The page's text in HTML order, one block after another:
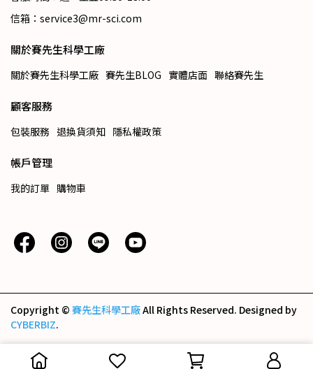
信箱：service3@mr-sci.com
關於賽先生科學工廠
關於賽先生科學工廠 賽先生BLOG 實體店面 聯絡賽先生
顧客服務
包裝服務 退換貨須知 隱私權政策
帳戶管理
我的訂單 購物車
Copyright © 賽先生科學工廠All Rights Reserved. Designed by
CYBERBIZ.